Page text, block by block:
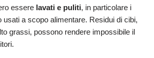
essere lavati e puliti, in particolare i
usati a scopo alimentare. Residui di cibi,
grassi, possono rendere impossibile il